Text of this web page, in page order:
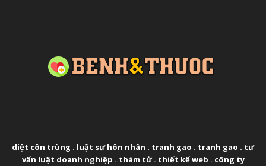
diệt côn trùng . luật sư hôn nhân . tranh gao . tranh gao . tư
vấn luật doanh nghiệp . thám tử. thiết kế web . công ty